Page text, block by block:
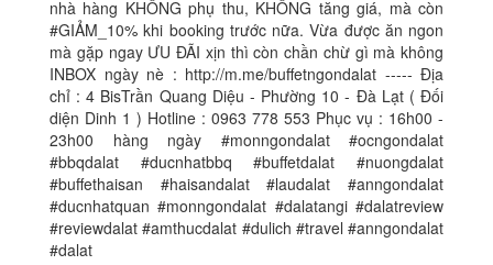
nhà hàng KHÔNG phụ thu, KHÔNG tăng giá, mà còn
#GIẢM_10% khi booking trước nữa. Vừa được ăn ngon
mà gặp ngay ƯU ĐÃI xịn thì còn chần chừ gì mà không
INBOX ngày nè : http://m.me/buffetngondalat ----- Địa
chỉ : 4 BisTrần Quang Diệu - Phường 10 - Đà Lạt ( Đối
diện Dinh 1 ) Hotline : 0963 778 553 Phục vụ : 16h00 -
23h00 hàng ngày #monngondalat #ocngondalat
#bbqdalat #ducnhatbbq #buffetdalat #nuongdalat
#buffethaisan #haisandalat #laudalat #anngondalat
#ducnhatquan #monngondalat #dalatangi #dalatreview
#reviewdalat #amthucdalat #dulich #travel #anngondalat
#dalat